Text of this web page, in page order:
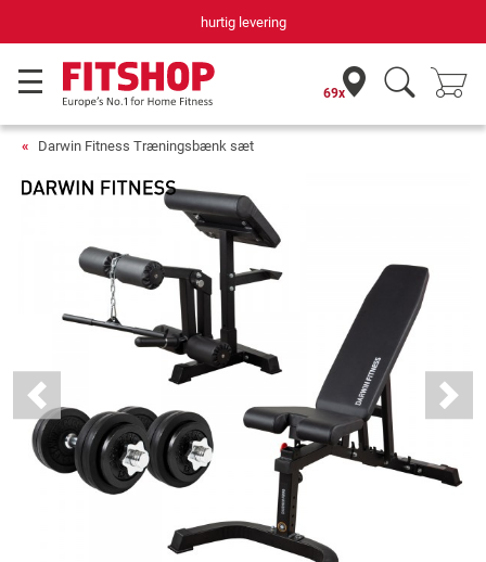
69x
Darwin Fitness Træningsbænk sæt
Previous Next